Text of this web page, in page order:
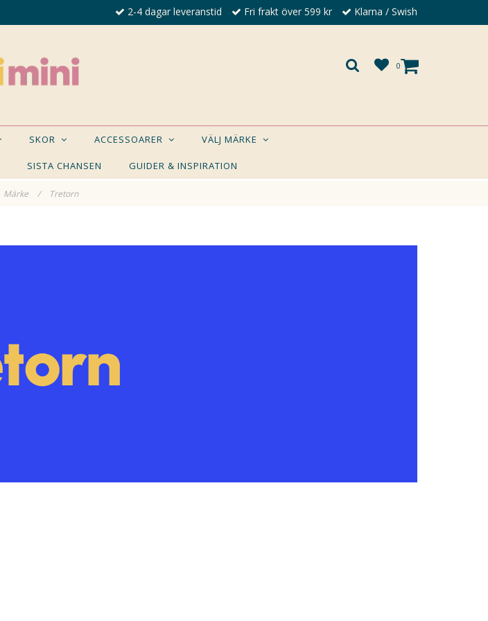
2-4 dagar leveranstid Fri frakt över 599 kr Klarna / Swish
0
SKOR ACCESSOARER VÄLJ MÄRKE
SISTA CHANSEN GUIDER & INSPIRATION
Märke / Tretorn